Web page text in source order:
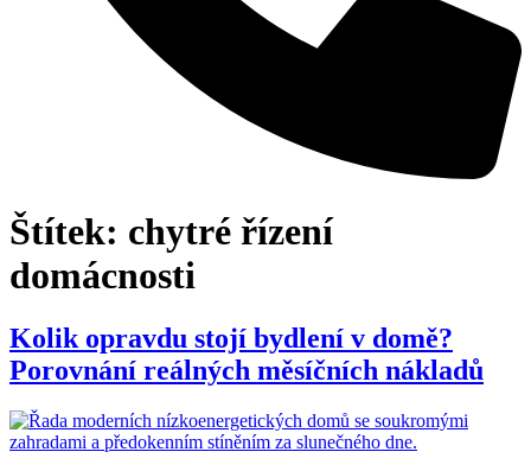
Štítek: chytré řízení
domácnosti
Kolik opravdu stojí bydlení v domě?
Porovnání reálných měsíčních nákladů